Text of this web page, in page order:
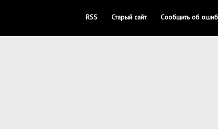
RSS Старый сайт Сообщить об